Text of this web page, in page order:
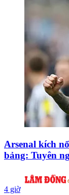
Arsenal kích
bảng: Tuyên
4 giờ